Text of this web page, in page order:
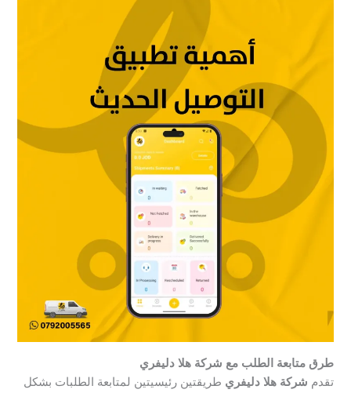
طرق متابعة الطلب مع شركة هلا دليفري
تقدم شركة هلا دليفري طريقتين رئيسيتين لمتابعة الطلبات بشكل